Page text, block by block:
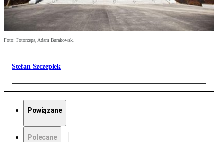
Foto: Fotorzepa, Adam Burakowski
Stefan Szczepłek
Powiązane
Polecane